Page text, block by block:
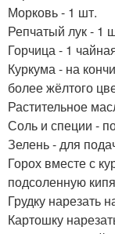
Морковь - 1 шт.
Репчатый лук - 1
Горчица - 1
Куркума - на
более жёлтого
Растительное
Соль и специи -
Зелень - для
Горох вместе с
подсоленную
Грудку нарезать
Картошку